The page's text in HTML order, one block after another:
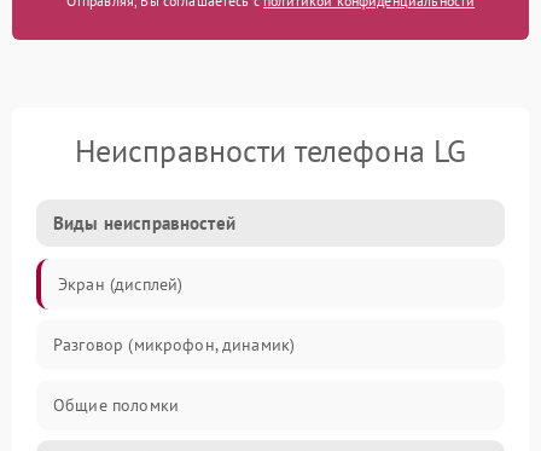
Неисправности телефона LG
Виды неисправностей
Экран (дисплей)
Разговор (микрофон, динамик)
Общие поломки